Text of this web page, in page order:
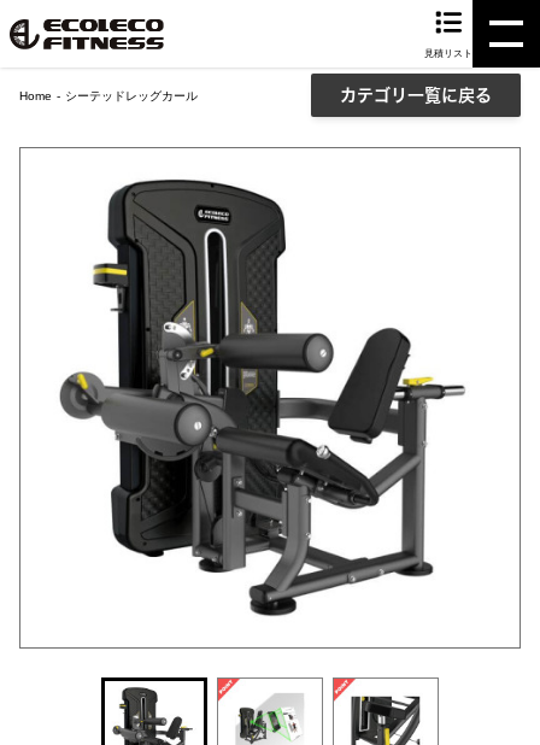
見積リスト
Home シーテッドレッグカール カテゴリ一覧に戻る